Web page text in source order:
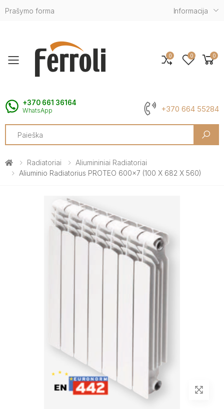
Prašymo forma Informacija
Toggle mobile menu
+370 661 36164
WhatsApp +370 664 55284
Search
0 0 0
Radiatoriai
Aliumininiai Radiatoriai
Aliuminio Radiatorius PROTEO 600x7 (100 X 682 X 560)